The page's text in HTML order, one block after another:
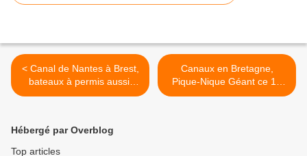
< Canal de Nantes à Brest,
bateaux à permis aussi,
mer-rivères, halte à Saint-
Canaux en Bretagne,
Pique-Nique Géant ce 11
août 2013... >
Hébergé par Overblog
Top articles